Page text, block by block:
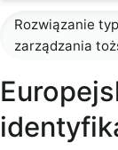
Rozwiązanie
zarządzania